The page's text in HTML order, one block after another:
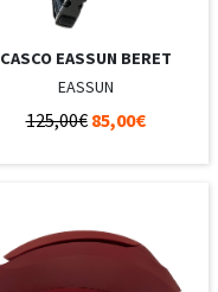
CASCO EASSUN BERET
EASSUN
125,00€ 85,00€